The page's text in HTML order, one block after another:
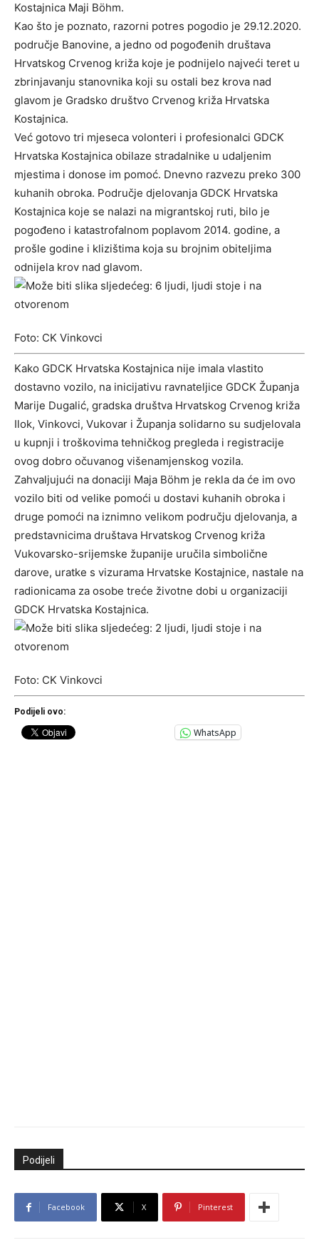
Kostajnica Maji Böhm.
Kao što je poznato, razorni potres pogodio je 29.12.2020.
područje Banovine, a jedno od pogođenih društava
Hrvatskog Crvenog križa koje je podnijelo najveći teret u
zbrinjavanju stanovnika koji su ostali bez krova nad
glavom je Gradsko društvo Crvenog križa Hrvatska
Kostajnica.
Već gotovo tri mjeseca volonteri i profesionalci GDCK
Hrvatska Kostajnica obilaze stradalnike u udaljenim
mjestima i donose im pomoć. Dnevno razvezu preko 300
kuhanih obroka. Područje djelovanja GDCK Hrvatska
Kostajnica koje se nalazi na migrantskoj ruti, bilo je
pogođeno i katastrofalnom poplavom 2014. godine, a
prošle godine i klizištima koja su brojnim obiteljima
odnijela krov nad glavom.
Foto: CK Vinkovci
Kako GDCK Hrvatska Kostajnica nije imala vlastito
dostavno vozilo, na inicijativu ravnateljice GDCK Županja
Marije Dugalić, gradska društva Hrvatskog Crvenog križa
Ilok, Vinkovci, Vukovar i Županja solidarno su sudjelovala
u kupnji i troškovima tehničkog pregleda i registracije
ovog dobro očuvanog višenamjenskog vozila.
Zahvaljujući na donaciji Maja Böhm je rekla da će im ovo
vozilo biti od velike pomoći u dostavi kuhanih obroka i
druge pomoći na iznimno velikom području djelovanja, a
predstavnicima društava Hrvatskog Crvenog križa
Vukovarsko-srijemske županije uručila simbolične
darove, uratke s vizurama Hrvatske Kostajnice, nastale na
radionicama za osobe treće životne dobi u organizaciji
GDCK Hrvatska Kostajnica.
Foto: CK Vinkovci
Podijeli ovo:
WhatsApp
Podijeli
Facebook X Pinterest